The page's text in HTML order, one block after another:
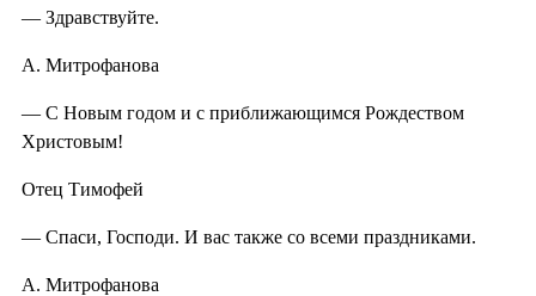
— Здравствуйте.
А. Митрофанова
— С Новым годом и с приближающимся Рождеством
Христовым!
Отец Тимофей
— Спаси, Господи. И вас также со всеми праздниками.
А. Митрофанова